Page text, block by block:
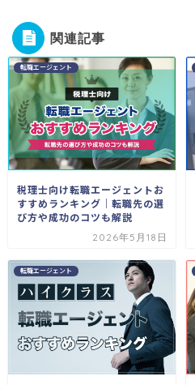
関連記事
転職エージェント
税理士向け転職エージェントお
すすめランキング｜転職先の選
び方や成功のコツも解説
2026年5月18日
転職エージェント